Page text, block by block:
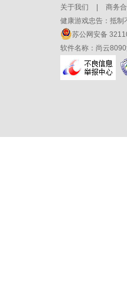
关于我们
商务
健康游戏忠告：抵制
苏公网安备
软件名称：尚云